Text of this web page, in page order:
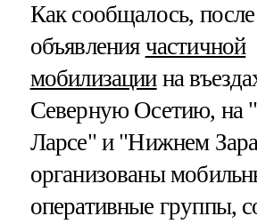
Как сообщалось, после
объявления частичной
мобилизациина
Северную Осетию, на
Ларсе" и "Нижнем
организованы
оперативные группы,